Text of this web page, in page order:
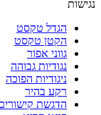
נגישות
הגדל טקסט
הקטן טקסט
גווני אפור
נגודיות גבוהה
ניגודיות הפוכה
רקע בהיר
הדגשת